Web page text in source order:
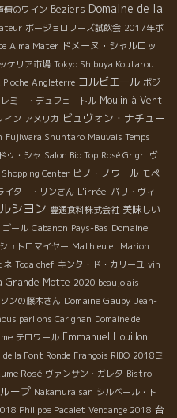
僧のワイン Beziers Domaine de la
ボージョロワーズ試飲会 2017年ボ
Alma Mater ドメーヌ・シャルロッ
ケリア市場 Tokyo Shibuya Koutarou
Angleterre コルビエール ボジ
ミー・デュフェートル Moulin à Vent
イン アメリカ ビュヴォン・ナチュー
Fujiwara Shuntaro Mauvais Temps
ゥ・シャ Salon Bio Top Rosé Grigri ヴ
Shopping Center ピノ・ノワール モペ
イター・リンさん L'irréel パリ・ヴィ
ルシヨン 豊通食料株式会社 美味しい
ゴール Cabanon Pays-Bas Domaine
シュトロマイヤー Mathieu et Marion
ネ Toda chef キンタ・ド・カリーユ vin
Grande Motte 2020 beaujolais
ンの藤木さん Domaine Gauby Jean-
parlions Carignan Domaine de
テロワール Emmanuel Houillon
de la Font Ronde François RIBO 2018ミ
Rosé ヴァンサン・ガレタ Bistro
ープ Nakamura san シルベール・ト
Philippe Pacalet Vendange 2018 台